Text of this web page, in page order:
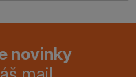
novinky